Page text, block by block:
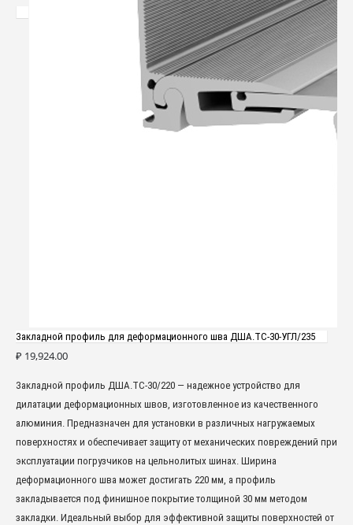
Закладной профиль для деформационного шва ДША.ТC-30-УГЛ/235
₽ 19,924.00
Закладной профиль ДША.ТC-30/220 — надежное устройство для
дилатации деформационных швов, изготовленное из качественного
алюминия. Предназначен для установки в различных нагружаемых
поверхностях и обеспечивает защиту от механических повреждений при
эксплуатации погрузчиков на цельнолитых шинах. Ширина
деформационного шва может достигать 220 мм, а профиль
закладывается под финишное покрытие толщиной 30 мм методом
закладки. Идеальный выбор для эффективной защиты поверхностей от